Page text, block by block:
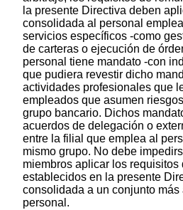
la presente Directiva deben
consolidada al personal
servicios específicos -como
de carteras o ejecución de
personal tiene mandato -con
que pudiera revestir dicho
actividades profesionales que
empleados que asumen
grupo bancario. Dichos
acuerdos de delegación o
entre la filial que emplea al
mismo grupo. No debe
miembros aplicar los requisitos
establecidos en la presente
consolidada a un conjunto
personal.